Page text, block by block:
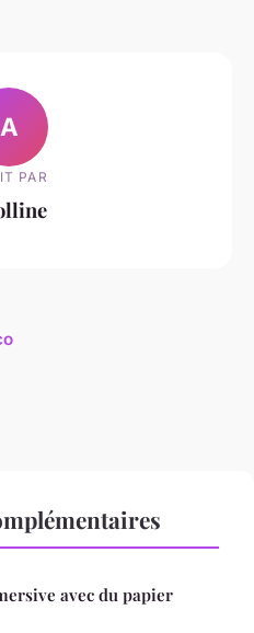
A
PAR
avec du papier